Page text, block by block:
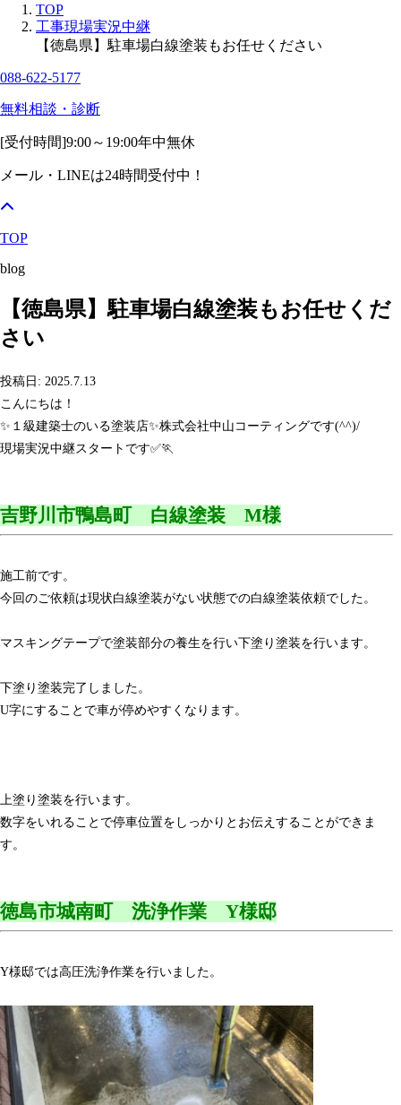
TOP
工事現場実況中継
【徳島県】駐車場白線塗装もお任せください
088-622-5177
無料相談・診断
[受付時間]9:00～19:00年中無休
メール・LINEは24時間受付中！
TOP
blog
【徳島県】駐車場白線塗装もお任せくだ
さい
投稿日: 2025.7.13
こんにちは！
✨１級建築士のいる塗装店✨株式会社中山コーティングです(^^)/
現場実況中継スタートです✅🏃
吉野川市鴨島町 白線塗装 M様
施工前です。
今回のご依頼は現状白線塗装がない状態での白線塗装依頼でした。
マスキングテープで塗装部分の養生を行い下塗り塗装を行います。
下塗り塗装完了しました。
U字にすることで車が停めやすくなります。
上塗り塗装を行います。
数字をいれることで停車位置をしっかりとお伝えすることができま
す。
徳島市城南町 洗浄作業 Y様邸
Y様邸では高圧洗浄作業を行いました。